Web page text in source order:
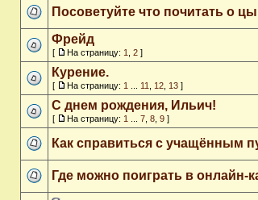
Посоветуйте что почитать о
Фрейд
[ На страницу: 1 2 ]
Курение.
[ На страницу: 1 11 12 13 ]
С днем рождения, Ильич!
[ На страницу: 1 7 8 9 ]
Как справиться с учащённым
Где можно поиграть в